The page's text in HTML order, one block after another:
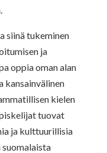
siinä tukeminen
ja
oppia oman alan
kansainvälinen
kielen
tuovat
ja kulttuurillisia